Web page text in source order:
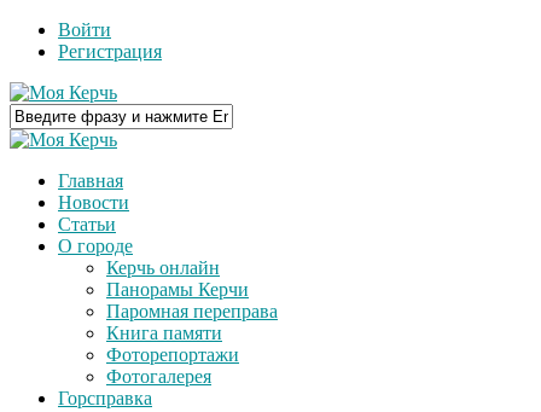
Войти
Регистрация
Главная
Новости
Статьи
О городе
Керчь онлайн
Панорамы Керчи
Паромная переправа
Книга памяти
Фоторепортажи
Фотогалерея
Горсправка